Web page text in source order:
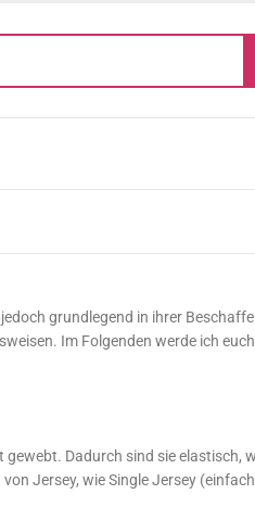
grundlegend in ihrer
Im Folgenden werde ich
Dadurch sind sie elastisch,
Jersey, wie Single Jersey